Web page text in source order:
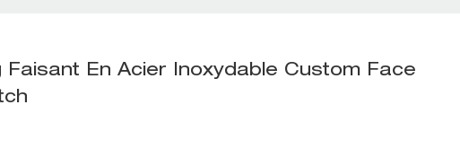
Faisant En Acier Inoxydable Custom Face